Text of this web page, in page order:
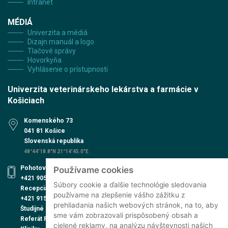
Používame cookies
Súbory cookie a ďalšie technológie sledovania
používame na zlepšenie vášho zážitku z
prehliadania našich webových stránok, na to, aby
sme vám zobrazovali prispôsobený obsah a
cielené reklamy, na analýzu návštevnosti našich
Intranet
MÉDIÁ
Univerzita a médiá
Dizajn manuál a logo
Tlačové správy
Hovorkyňa
Vyhlásenie o prístupnosti
Univerzita veterinárskeho lekárstva a farmácie v
Košiciach
Komenského 73
041 81 Košice
Slovenská republika
48°44'18.8"N 21°14'45.0"E
Pohotovosť UVN
+421 905 579 559
Recepcia UVN
+421 915 991 474
Študijné oddelenie
Referát PhD. štúdia